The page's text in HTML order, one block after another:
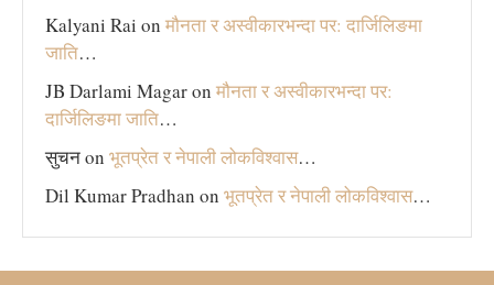
Kalyani Rai on मौनता र अस्वीकारभन्दा पर: दार्जिलिङमा
जाति…
JB Darlami Magaron मौनता र अस्वीकारभन्दा पर:
दार्जिलिङमा जाति…
सुचनon भूतप्रेत र नेपाली लोकविश्‍वास…
Dil Kumar Pradhan on भूतप्रेत र नेपाली लोकविश्‍वास…